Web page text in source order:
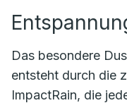
Das besondere
entsteht durch die
ImpactRain, die